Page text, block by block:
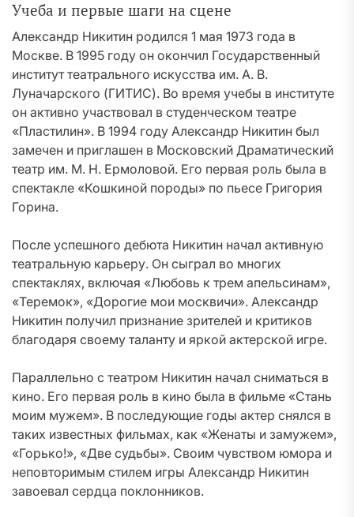
Учеба и первые шаги на сцене
Александр Никитин родился 1 мая 1973 года в
Москве. В 1995 году он окончил Государственный
институт театрального искусства им. А. В.
Луначарского (ГИТИС). Во время учебы в институте
он активно участвовал в студенческом театре
«Пластилин». В 1994 году Александр Никитин был
замечен и приглашен в Московский Драматический
театр им. М. Н. Ермоловой. Его первая роль была в
спектакле «Кошкиной породы» по пьесе Григория
Горина.
После успешного дебюта Никитин начал активную
театральную карьеру. Он сыграл во многих
спектаклях, включая «Любовь к трем апельсинам»,
«Теремок», «Дорогие мои москвичи». Александр
Никитин получил признание зрителей и критиков
благодаря своему таланту и яркой актерской игре.
Параллельно с театром Никитин начал сниматься в
кино. Его первая роль в кино была в фильме «Стань
моим мужем». В последующие годы актер снялся в
таких известных фильмах, как «Женаты и замужем»,
«Горько!», «Две судьбы». Своим чувством юмора и
неповторимым стилем игры Александр Никитин
завоевал сердца поклонников.